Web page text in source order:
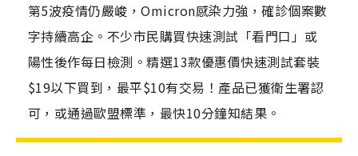
第5波疫情仍嚴峻，Omicron感染力強，確診個案數
字持續高企。不少市民購買快速測試「看門口」或
陽性後作每日檢測。精選13款優惠價快速測試套裝
$19以下買到，最平$10有交易！產品已獲衛生署認
可，或通過歐盟標準，最快10分鐘知結果。